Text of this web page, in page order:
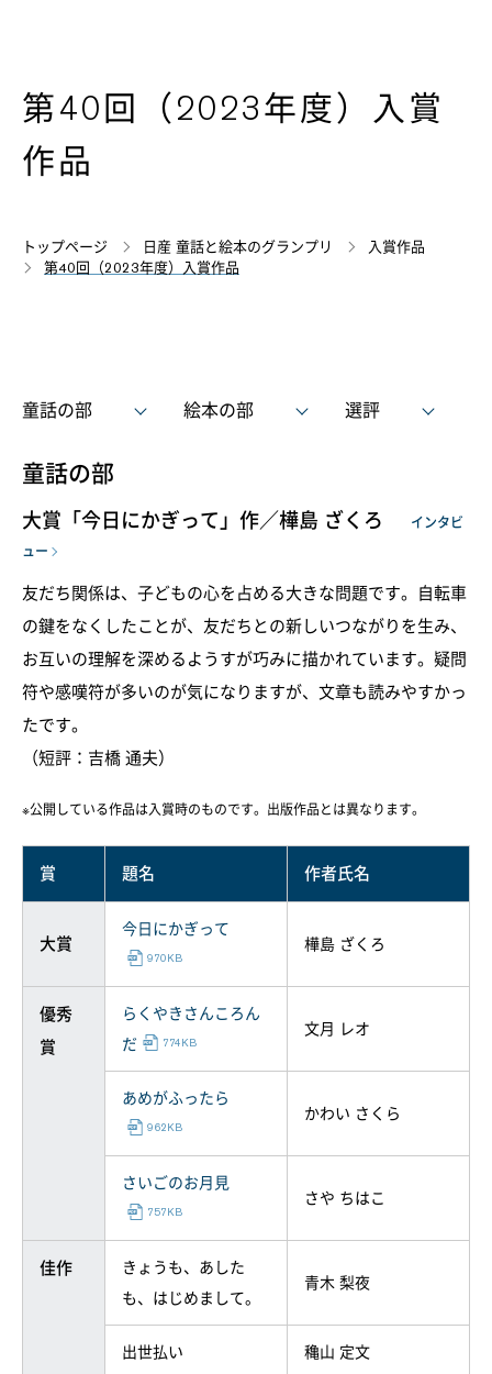
第40回（2023年度）入賞
作品
トップページ 日産 童話と絵本のグランプリ
入賞作品
第40回（2023年度）入賞作品
童話の部 絵本の部 選評
童話の部
大賞「今日にかぎって」作／樺島 ざくろ
インタビ
ュー
友だち関係は、子どもの心を占める大きな問題です。自転車
の鍵をなくしたことが、友だちとの新しいつながりを生み、
お互いの理解を深めるようすが巧みに描かれています。疑問
符や感嘆符が多いのが気になりますが、文章も読みやすかっ
たです。
（短評：吉橋 通夫）
※公開している作品は入賞時のものです。出版作品とは異なります。
賞 題名 作者氏名
大賞
今日にかぎって
樺島 ざくろ
優秀
賞
らくやきさんころん
だ
文月 レオ
あめがふったら
かわい さくら
さいごのお月見
さや ちはこ
佳作
きょうも、あした
も、はじめまして。
青木 梨夜
出世払い 穐山 定文